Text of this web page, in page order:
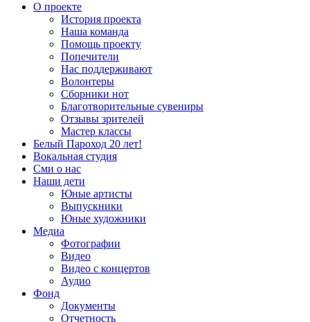
О проекте
История проекта
Наша команда
Помощь проекту
Попечители
Нас поддерживают
Волонтеры
Сборники нот
Благотворительные сувениры
Отзывы зрителей
Мастер классы
Белый Пароход 20 лет!
Вокальная студия
Сми о нас
Наши дети
Юные артисты
Выпускники
Юные художники
Медиа
Фотографии
Видео
Видео с концертов
Аудио
Фонд
Документы
Отчетность